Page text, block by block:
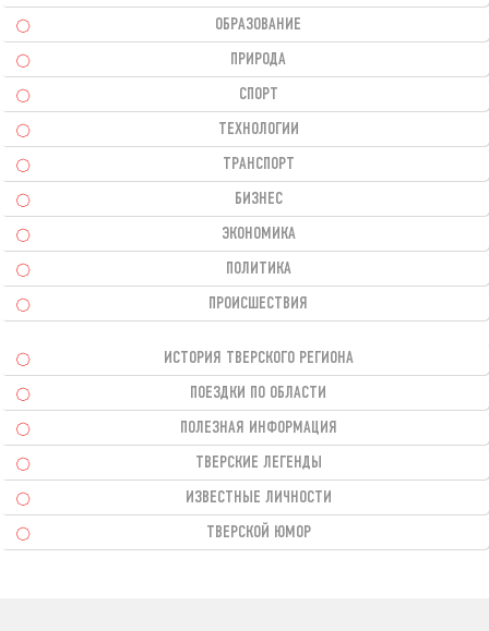
ОБРАЗОВАНИЕ
ПРИРОДА
СПОРТ
ТЕХНОЛОГИИ
ТРАНСПОРТ
БИЗНЕС
ЭКОНОМИКА
ПОЛИТИКА
ПРОИСШЕСТВИЯ
ИСТОРИЯ ТВЕРСКОГО РЕГИОНА
ПОЕЗДКИ ПО ОБЛАСТИ
ПОЛЕЗНАЯ ИНФОРМАЦИЯ
ТВЕРСКИЕ ЛЕГЕНДЫ
ИЗВЕСТНЫЕ ЛИЧНОСТИ
ТВЕРСКОЙ ЮМОР